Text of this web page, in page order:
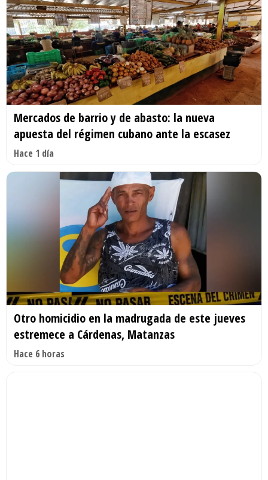
Mercados de barrio y de abasto: la nueva
apuesta del régimen cubano ante la escasez
Hace 1 día
Otro homicidio en la madrugada de este jueves
estremece a Cárdenas, Matanzas
Hace 6 horas